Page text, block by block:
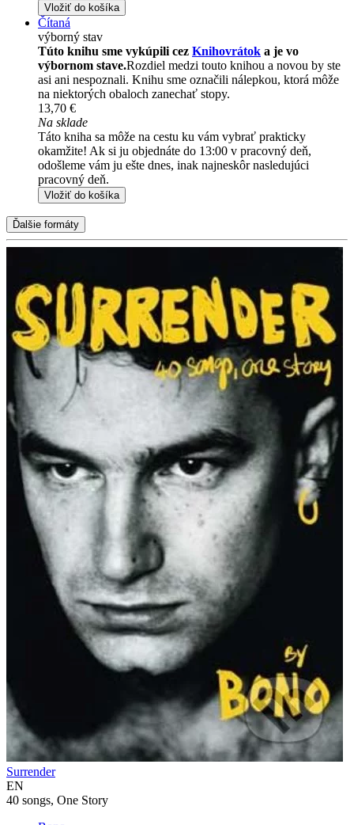
Vložiť do košíka
Čítaná
výborný stav
Túto knihu sme vykúpili cez Knihovrátok a je vo
výbornom stave.Rozdiel medzi touto knihou a novou by ste
asi ani nespoznali. Knihu sme označili nálepkou, ktorá môže
na niektorých obaloch zanechať stopy.
13,70 €
Na sklade
Táto kniha sa môže na cestu ku vám vybrať prakticky
okamžite! Ak si ju objednáte do 13:00 v pracovný deň,
odošleme vám ju ešte dnes, inak najneskôr nasledujúci
pracovný deň.
Vložiť do košíka
Ďalšie formáty
Surrender
EN
40 songs, One Story